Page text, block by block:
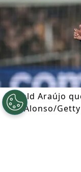
Ronald Araújo
Eric Alonso/